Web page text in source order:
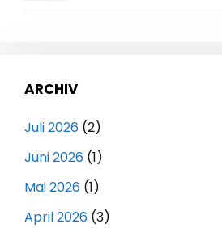
ARCHIV
Juli 2026 (2)
Juni 2026 (1)
Mai 2026 (1)
April 2026 (3)